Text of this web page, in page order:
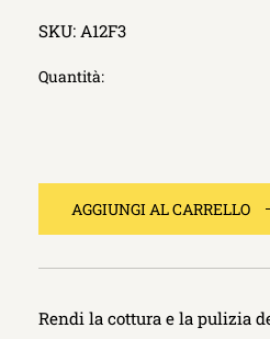
listino
SKU: A12F3
Quantità:
AGGIUNGI AL CARRELLO
Rendi la cottura e la pulizia